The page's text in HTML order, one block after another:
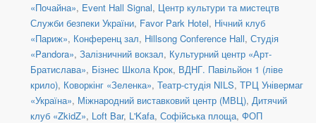
«Почайна», Event Hall Signal, Центр культури та мистецтв
Служби безпеки України, Favor Park Hotel, Нічний клуб
«Париж», Конференц зал, Hillsong Conference Hall, Студія
«Pandora», Залізничний вокзал, Культурний центр «Арт-
Братислава», Бізнес Школа Крок, ВДНГ. Павільйон 1 (ліве
крило), Коворкінг «Зеленка», Театр-студія NILS, ТРЦ Універмаг
«Україна», Міжнародний виставковий центр (МВЦ), Дитячий
клуб «ZkidZ», Loft Bar, L'Kafa, Софійська площа, ФОП